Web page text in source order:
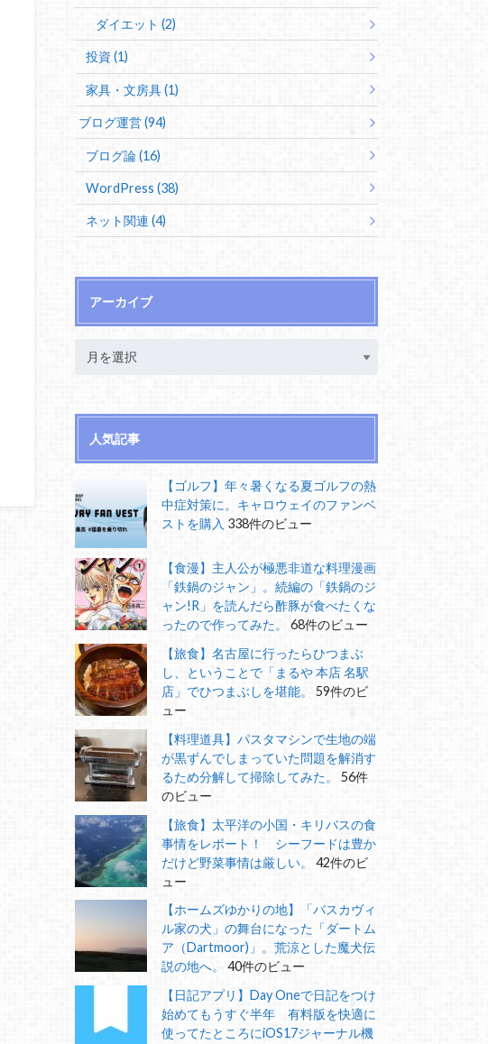
ダイエット (2)
投資 (1)
家具・文房具 (1)
ブログ運営 (94)
ブログ論 (16)
WordPress (38)
ネット関連 (4)
アーカイブ
人気記事
【ゴルフ】年々暑くなる夏ゴルフの熱
中症対策に。キャロウェイのファンベ
ストを購入 338件のビュー
【食漫】主人公が極悪非道な料理漫画
「鉄鍋のジャン」。続編の「鉄鍋のジ
ャン!R」を読んだら酢豚が食べたくな
ったので作ってみた。
68件のビュー
【旅食】名古屋に行ったらひつまぶ
し、ということで「まるや 本店 名駅
店」でひつまぶしを堪能。
59件のビ
ュー
【料理道具】パスタマシンで生地の端
が黒ずんでしまっていた問題を解消す
るため分解して掃除してみた。
56件
のビュー
【旅食】太平洋の小国・キリバスの食
事情をレポート！ シーフードは豊か
だけど野菜事情は厳しい。
42件のビ
ュー
【ホームズゆかりの地】「バスカヴィ
ル家の犬」の舞台になった「ダートム
ア（Dartmoor)」。荒涼とした魔犬伝
説の地へ。
40件のビュー
【日記アプリ】Day Oneで日記をつけ
始めてもうすぐ半年 有料版を快適に
使ってたところにiOS17ジャーナル機